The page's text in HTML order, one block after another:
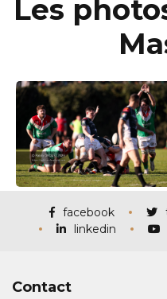
Les
facebook
linkedin
Contact